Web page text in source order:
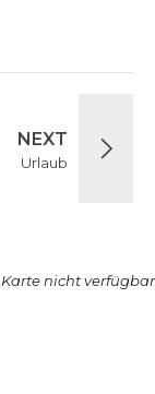
NEXT
Urlaub
Karte nicht verfügbar